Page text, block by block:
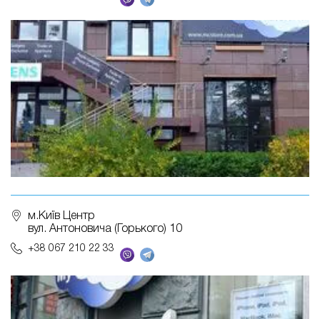
м.Київ Центр
вул. Антоновича (Горького) 10
+38 067 210 22 33